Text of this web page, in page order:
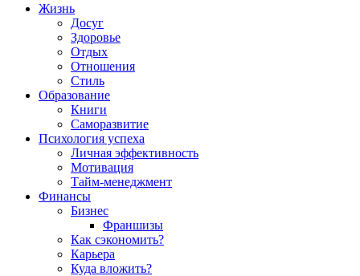
Жизнь
Досуг
Здоровье
Отдых
Отношения
Стиль
Образование
Книги
Саморазвитие
Психология успеха
Личная эффективность
Мотивация
Тайм-менеджмент
Финансы
Бизнес
Франшизы
Как сэкономить?
Карьера
Куда вложить?